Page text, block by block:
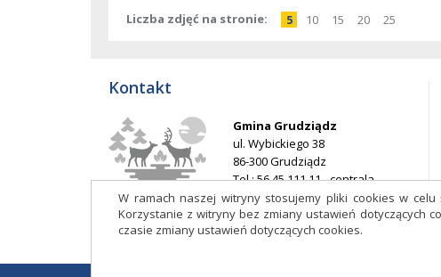
W ramach naszej witryny stosujemy pliki cookies w
Korzystanie z witryny bez zmiany ustawień dotyczących
czasie zmiany ustawień dotyczących cookies.
Liczba zdjęć na stronie pokaż
5elementów
na
pokaż
10 elementów
pokaż
15 elementów
pokaż
20 elementów
pokaż
25
Kontakt
Gmina Grudziądz
ul. Wybickiego 38
86-300 Grudziądz
Tel.: 56 45 111 11 - centrala
E-mail:ug@grudziadz.ug.gov.pl
Adres do e-Doręczeń: AE:PL-
53014-76188-HDIJB-32